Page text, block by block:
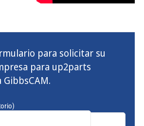
para solicitar su
para up2parts